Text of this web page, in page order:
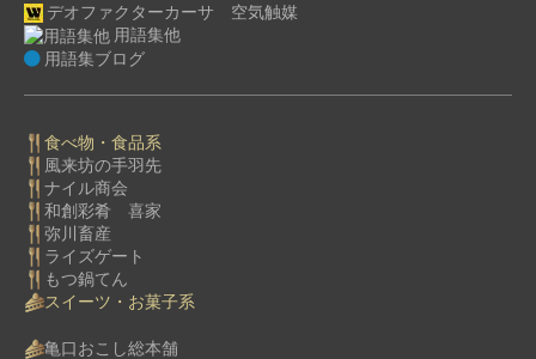
デオファクターカーサ 空気触媒
用語集他
用語集ブログ
食べ物・食品系
風来坊の手羽先
ナイル商会
和創彩肴 喜家
弥川畜産
ライズゲート
もつ鍋てん
スイーツ・お菓子系
亀口おこし総本舗